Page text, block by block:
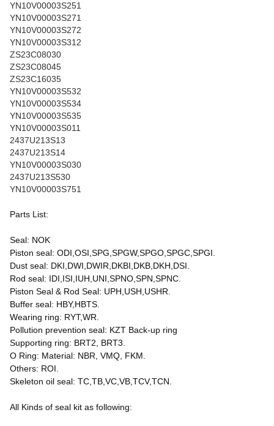
YN10V00003S251
YN10V00003S271
YN10V00003S272
YN10V00003S312
ZS23C08030
ZS23C08045
ZS23C16035
YN10V00003S532
YN10V00003S534
YN10V00003S535
YN10V00003S011
2437U213S13
2437U213S14
YN10V00003S030
2437U213S530
YN10V00003S751
Parts List:
Seal: NOK
Piston seal: ODI,OSI,SPG,SPGW,SPGO,SPGC,SPGI.
Dust seal: DKI,DWI,DWIR,DKBI,DKB,DKH,DSI.
Rod seal: IDI,ISI,IUH,UNI,SPNO,SPN,SPNC.
Piston Seal & Rod Seal: UPH,USH,USHR.
Buffer seal: HBY,HBTS.
Wearing ring: RYT,WR.
Pollution prevention seal: KZT Back-up ring
Supporting ring: BRT2, BRT3.
O Ring: Material: NBR, VMQ, FKM.
Others: ROI.
Skeleton oil seal: TC,TB,VC,VB,TCV,TCN.
All Kinds of seal kit as following: